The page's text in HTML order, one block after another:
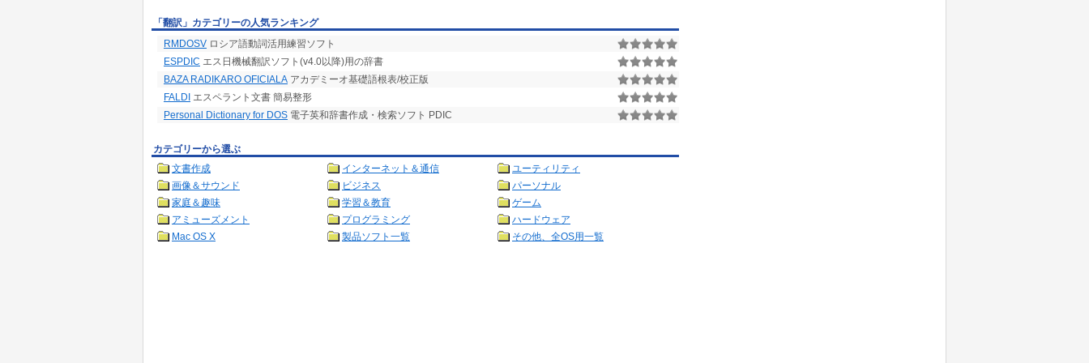
「翻訳」カテゴリーの人気ランキング
RMDOSV ロシア語動詞活用練習ソフト
ESPDIC エス日機械翻訳ソフト(v4.0以降)用の辞書
BAZA RADIKARO OFICIALA アカデミーオ基礎語根表/校正版
FALDI エスペラント文書 簡易整形
Personal Dictionary for DOS 電子英和辞書作成・検索ソフト PDIC
カテゴリーから選ぶ
文書作成
インターネット＆通信
ユーティリティ
画像＆サウンド
ビジネス
パーソナル
家庭＆趣味
学習＆教育
ゲーム
アミューズメント
プログラミング
ハードウェア
Mac OS X
製品ソフト一覧 その他、全OS用一覧